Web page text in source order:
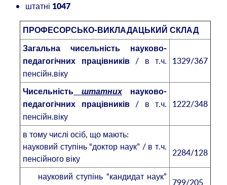
штатні 1047
ПРОФЕСОРСЬКО-ВИКЛАДАЦЬКИЙ СКЛАД
Загальна чисельність науково-
педагогічних працівників / в т.ч.
пенсійн.віку
1329/367
Чисельність штатнихнауково-
педагогічних працівників / в т.ч.
пенсійн.віку
1222/348
в тому числі осіб, що мають:
науковий ступінь “доктор наук” / в т.ч.
пенсійного віку
2284/128
науковий ступінь “кандидат наук”
799/205